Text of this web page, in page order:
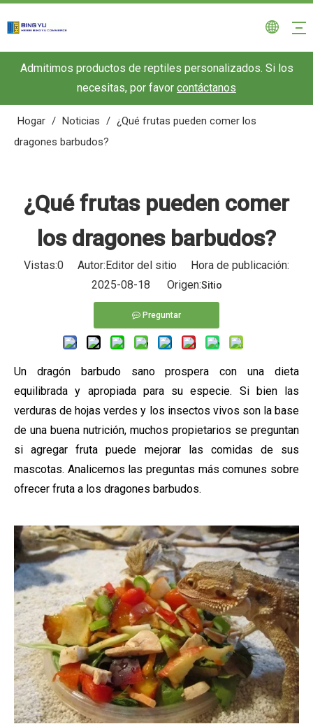
Admitimos productos de reptiles personalizados. Si los
necesitas, por favor contáctanos
Hogar / Noticias / ¿Qué frutas pueden comer los
dragones barbudos?
¿Qué frutas pueden comer
los dragones barbudos?
Vistas:0 Autor:Editor del sitio Hora de publicación:
2025-08-18 Origen:Sitio
Preguntar
Un dragón barbudo sano prospera con una dieta
equilibrada y apropiada para su especie. Si bien las
verduras de hojas verdes y los insectos vivos son la base
de una buena nutrición, muchos propietarios se preguntan
si agregar fruta puede mejorar las comidas de sus
mascotas. Analicemos las preguntas más comunes sobre
ofrecer fruta a los dragones barbudos.